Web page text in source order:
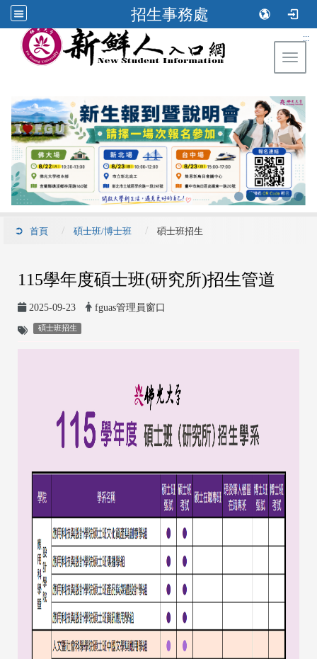
招生事務處
:::
首頁 碩士班/博士班 碩士班招生
115學年度碩士班(研究所)招生管道
2025-09-23 fguas管理員窗口
碩士班招生